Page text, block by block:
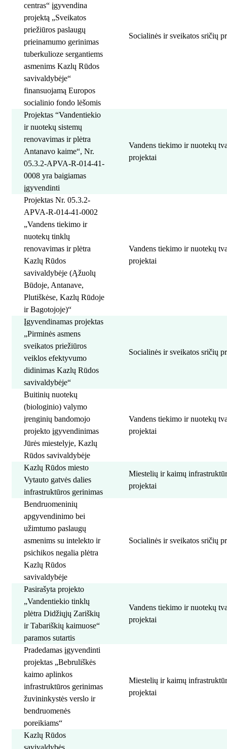
centras“ įgyvendina
projektą „Sveikatos
priežiūros paslaugų
prieinamumo gerinimas
tuberkulioze sergantiems
asmenims Kazlų Rūdos
savivaldybėje“
finansuojamą Europos
socialinio fondo lėšomis
Socialinės ir sveikatos sričių
Projektas “Vandentiekio
ir nuotekų sistemų
renovavimas ir plėtra
Antanavo kaime“, Nr.
05.3.2-APVA-R-014-41-
0008 yra baigiamas
įgyvendinti
Vandens tiekimo ir nuotekų
projektai
Projektas Nr. 05.3.2-
APVA-R-014-41-0002
„Vandens tiekimo ir
nuotekų tinklų
renovavimas ir plėtra
Kazlų Rūdos
savivaldybėje (Ąžuolų
Būdoje, Antanave,
Plutiškėse, Kazlų Rūdoje
ir Bagotojoje)“
Vandens tiekimo ir nuotekų
projektai
Įgyvendinamas projektas
„Pirminės asmens
sveikatos priežiūros
veiklos efektyvumo
didinimas Kazlų Rūdos
savivaldybėje“
Socialinės ir sveikatos sričių
Buitinių nuotekų
(biologinio) valymo
įrenginių bandomojo
projekto įgyvendinimas
Jūrės miestelyje, Kazlų
Rūdos savivaldybėje
Vandens tiekimo ir nuotekų
projektai
Kazlų Rūdos miesto
Vytauto gatvės dalies
infrastruktūros gerinimas
Miestelių ir kaimų
projektai
Bendruomeninių
apgyvendinimo bei
užimtumo paslaugų
asmenims su intelekto ir
psichikos negalia plėtra
Kazlų Rūdos
savivaldybėje
Socialinės ir sveikatos sričių
Pasirašyta projekto
„Vandentiekio tinklų
plėtra Didžiųjų Zariškių
ir Tabariškių kaimuose“
paramos sutartis
Vandens tiekimo ir nuotekų
projektai
Pradedamas įgyvendinti
projektas „Bebruliškės
kaimo aplinkos
infrastruktūros gerinimas
žuvininkystės verslo ir
bendruomenės
poreikiams“
Miestelių ir kaimų
projektai
Kazlų Rūdos
savivaldybės